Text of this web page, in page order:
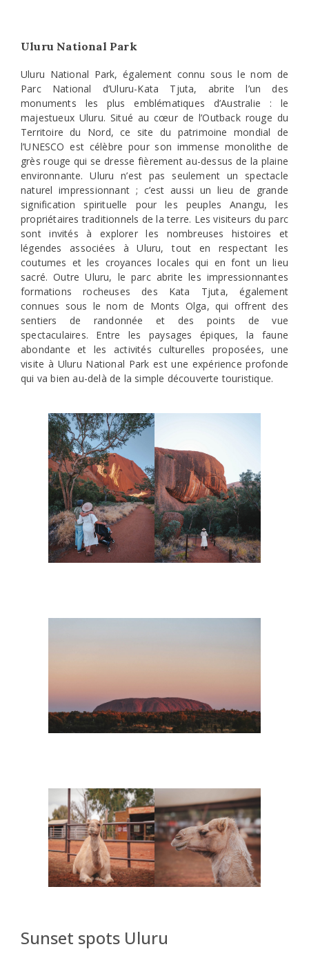
Uluru National Park
Uluru National Park, également connu sous le nom de
Parc National d’Uluru-Kata Tjuta, abrite l’un des
monuments les plus emblématiques d’Australie : le
majestueux Uluru. Situé au cœur de l’Outback rouge du
Territoire du Nord, ce site du patrimoine mondial de
l’UNESCO est célèbre pour son immense monolithe de
grès rouge qui se dresse fièrement au-dessus de la plaine
environnante. Uluru n’est pas seulement un spectacle
naturel impressionnant ; c’est aussi un lieu de grande
signification spirituelle pour les peuples Anangu, les
propriétaires traditionnels de la terre. Les visiteurs du parc
sont invités à explorer les nombreuses histoires et
légendes associées à Uluru, tout en respectant les
coutumes et les croyances locales qui en font un lieu
sacré. Outre Uluru, le parc abrite les impressionnantes
formations rocheuses des Kata Tjuta, également
connues sous le nom de Monts Olga, qui offrent des
sentiers de randonnée et des points de vue
spectaculaires. Entre les paysages épiques, la faune
abondante et les activités culturelles proposées, une
visite à Uluru National Park est une expérience profonde
qui va bien au-delà de la simple découverte touristique.
Sunset spots Uluru